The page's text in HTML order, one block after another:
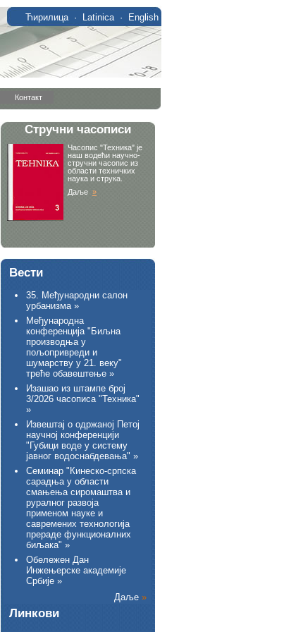
Ћирилица· Latinica· English
Контакт
Вести
35. Међународни салон
урбанизма »
Међународна
конференција "Биљна
производња у
пољопривреди и
шумарству у 21. веку"
треће обавештење »
Изашао из штампе број
3/2026 часописа "Техника"
»
Извештај о одржаној Петој
научној конференцији
"Губици воде у систему
јавног водоснабдевања" »
Семинар "Кинеско-српска
сарадња у области
смањења сиромаштва и
руралног развоја
применом науке и
савремених технологија
прераде функционалних
биљака" »
Обележен Дан
Инжењерске академије
Србије »
Даље »
Линкови